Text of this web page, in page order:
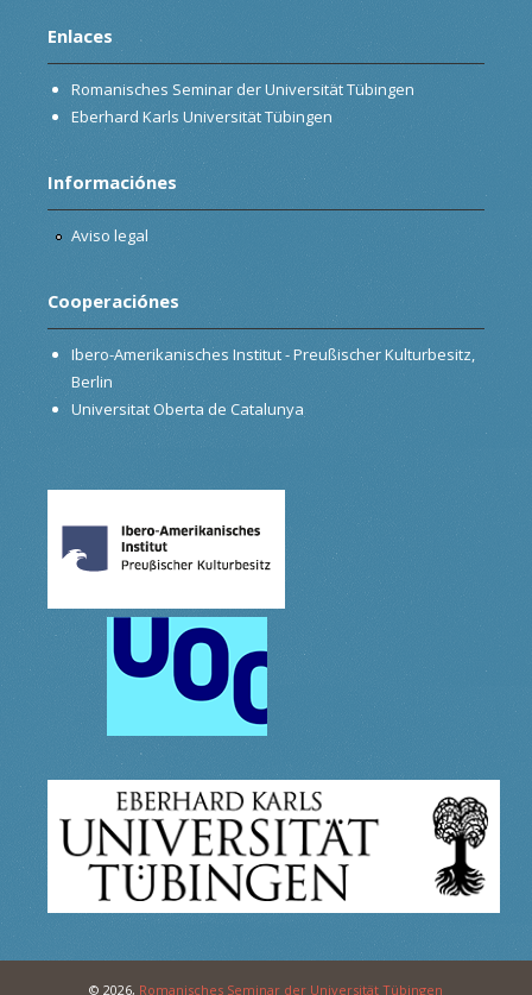
Enlaces
Romanisches Seminar der Universität Tübingen
Eberhard Karls Universität Tübingen
Informaciónes
Aviso legal
Cooperaciónes
Ibero-Amerikanisches Institut - Preußischer Kulturbesitz,
Berlin
Universitat Oberta de Catalunya
© 2026, Romanisches Seminar der Universität Tübingen